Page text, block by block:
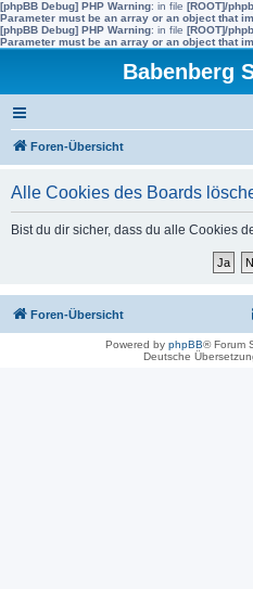
[phpBB Debug] PHP Warning: in file [ROOT]/
Parameter must be an array or an object that
[phpBB Debug] PHP Warning: in file [ROOT]/
Parameter must be an array or an object that
Babenberg
Foren-Übersicht
Alle Cookies des Boards
Bist du dir sicher, dass du alle Cookies
Foren-Übersicht
Powered by phpBB® Forum
Deutsche